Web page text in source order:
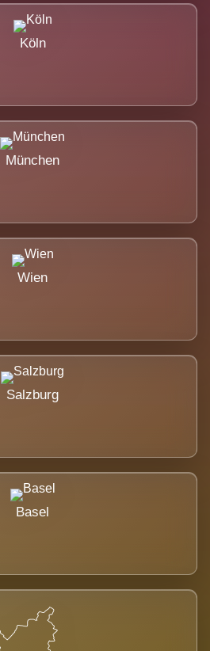
Köln
München
Wien
Salzburg
Basel